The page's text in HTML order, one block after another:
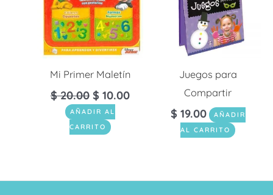
Mi Primer Maletín
$20.00 $ 10.00
AÑADIR AL
CARRITO
Juegos para
Compartir
$ 19.00
AÑADIR
AL CARRITO